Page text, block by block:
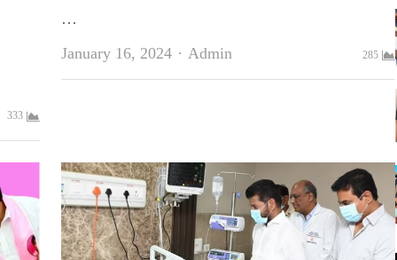
333
…
January 16, 2024
Author
Admin 285